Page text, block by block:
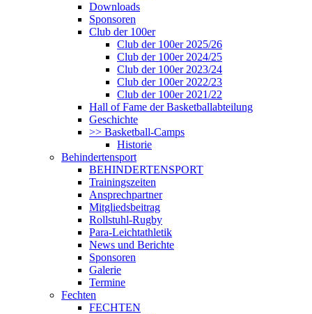
Downloads
Sponsoren
Club der 100er
Club der 100er 2025/26
Club der 100er 2024/25
Club der 100er 2023/24
Club der 100er 2022/23
Club der 100er 2021/22
Hall of Fame der Basketballabteilung
Geschichte
>> Basketball-Camps
Historie
Behindertensport
BEHINDERTENSPORT
Trainingszeiten
Ansprechpartner
Mitgliedsbeitrag
Rollstuhl-Rugby
Para-Leichtathletik
News und Berichte
Sponsoren
Galerie
Termine
Fechten
FECHTEN